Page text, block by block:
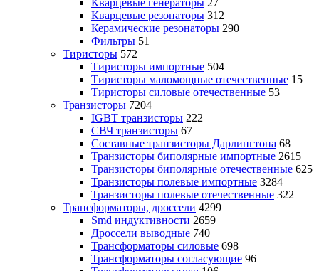
Кварцевые резонаторы 312
Керамические резонаторы 290
Фильтры 51
Тиристоры 572
Тиристоры импортные 504
Тиристоры маломощные отечественные 15
Тиристоры силовые отечественные 53
Транзисторы 7204
IGBT транзисторы 222
СВЧ транзисторы 67
Составные транзисторы Дарлингтона 68
Транзисторы биполярные импортные 2615
Транзисторы биполярные отечественные 625
Транзисторы полевые импортные 3284
Транзисторы полевые отечественные 322
Трансформаторы, дроссели 4299
Smd индуктивности 2659
Дроссели выводные 740
Трансформаторы силовые 698
Трансформаторы согласующие 96